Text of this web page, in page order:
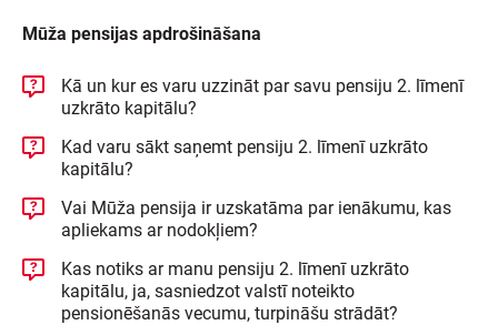
Mūža pensijas apdrošināšana
Kā un kur es varu uzzināt par savu pensiju 2. līmenī
uzkrāto kapitālu?
Kad varu sākt saņemt pensiju 2. līmenī uzkrāto
kapitālu?
Vai Mūža pensija ir uzskatāma par ienākumu, kas
apliekams ar nodokļiem?
Kas notiks ar manu pensiju 2. līmenī uzkrāto
kapitālu, ja, sasniedzot valstī noteikto
pensionēšanās vecumu, turpināšu strādāt?